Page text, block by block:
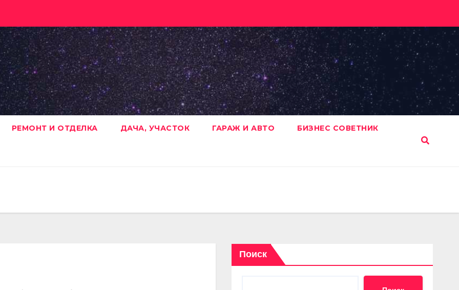
РЕМОНТ И ОТДЕЛКА ДАЧА, УЧАСТОК ГАРАЖ И АВТО БИЗНЕС СОВЕТНИК
Поиск